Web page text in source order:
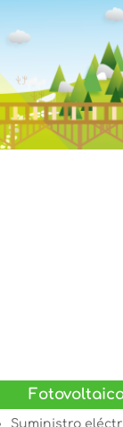
Suministro